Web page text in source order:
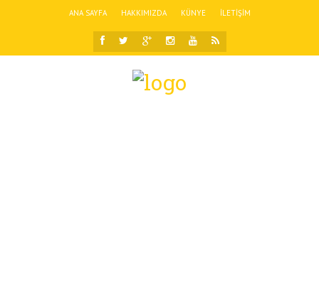
ANA SAYFA HAKKIMIZDA KÜNYE İLETIŞIM